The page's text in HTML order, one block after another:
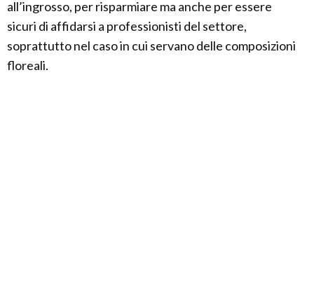
all’ingrosso, per risparmiare ma anche per essere
sicuri di affidarsi a professionisti del settore,
soprattutto nel caso in cui servano delle composizioni
floreali.